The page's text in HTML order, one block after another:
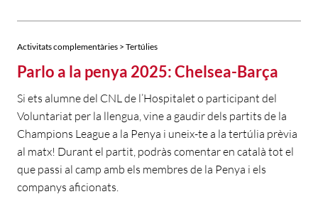
Activitats complementàries > Tertúlies
Parlo a la penya 2025: Chelsea-Barça
Si ets alumne del CNL de l’Hospitalet o participant del
Voluntariat per la llengua, vine a gaudir dels partits de la
Champions League a la Penya i uneix-te a la tertúlia prèvia
al matx! Durant el partit, podràs comentar en català tot el
que passi al camp amb els membres de la Penya i els
companys aficionats.